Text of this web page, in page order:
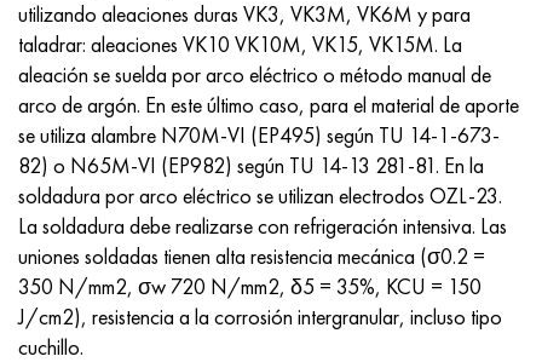
utilizando aleaciones duras VK3, VK3M, VK6M y para
taladrar: aleaciones VK10 VK10M, VK15, VK15M. La
aleación se suelda por arco eléctrico o método manual de
arco de argón. En este último caso, para el material de aporte
se utiliza alambre N70M-VI (EP495) según TU 14-1-673-
82) o N65M-VI (EP982) según TU 14-13 281-81. En la
soldadura por arco eléctrico se utilizan electrodos OZL-23.
La soldadura debe realizarse con refrigeración intensiva. Las
uniones soldadas tienen alta resistencia mecánica (σ0.2 =
350 N/mm2, σw 720 N/mm2, δ5 = 35%, KCU = 150
J/cm2), resistencia a la corrosión intergranular, incluso tipo
cuchillo.